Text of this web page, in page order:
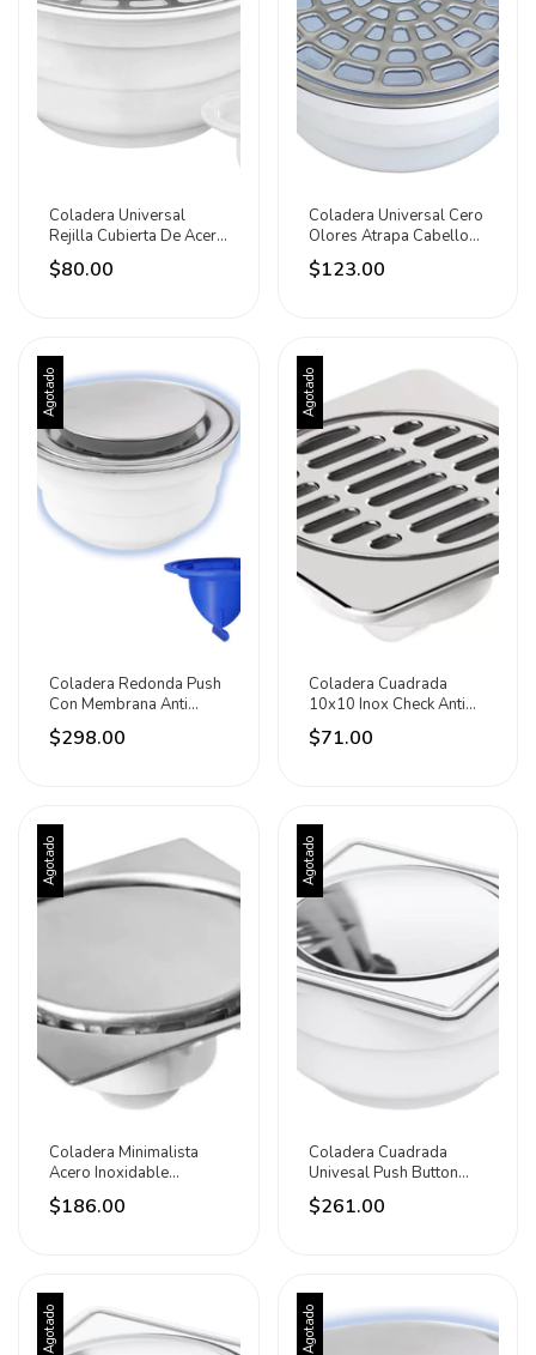
Coladera Universal
Rejilla Cubierta De Acero
Inox Fleximatic
$80.00
Coladera Universal Cero
Olores Atrapa Cabellos
Fleximatic
$123.00
Agotado
Coladera Redonda Push
Con Membrana Anti
Olores Fleximatic
$298.00
Agotado
Coladera Cuadrada
10x10 Inox Check Anti
Olores Fleximatic
$71.00
Agotado
Coladera Minimalista
Acero Inoxidable
10x10cm Fleximatic
$186.00
Agotado
Coladera Cuadrada
Univesal Push Button
Abs Fleximatic
$261.00
Agotado Agotado